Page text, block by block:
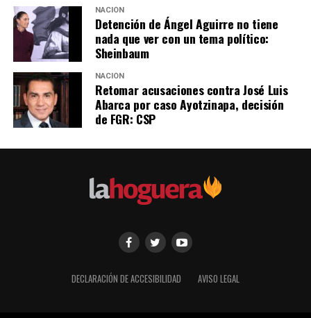
NOTAS RELACIONADAS:
MARGARITA ZAVALA
ZAPATISMO
SIGUIENTE
Experta de la ONU viene a México para atender a pueblos
indígenas
NO TE PIERDAS
Precio de combustibles se mantiene este fin de semana
NACIÓN
Detención de Ángel Aguirre no tiene
nada que ver con un tema político:
Sheinbaum
NACIÓN
Retomar acusaciones contra José Luis
Abarca por caso Ayotzinapa, decisión
de FGR: CSP
DECLARACIÓN DE ACCESIBILIDAD AVISO LEGAL